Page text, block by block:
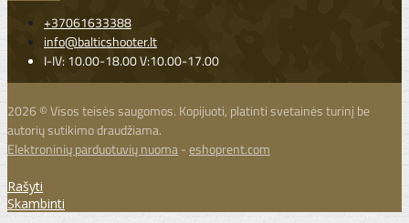
+37061633388
info@balticshooter.lt
I-IV: 10.00-18.00 V:10.00-17.00
2026 © Visos teisės saugomos. Kopijuoti, platinti svetainės turinį be
autorių sutikimo draudžiama.
Elektroninių parduotuvių nuoma-eshoprent.com
Rašyti
Skambinti